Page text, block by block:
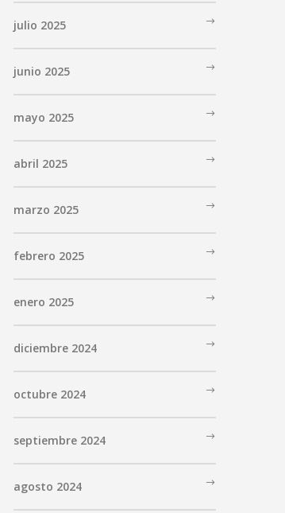
julio 2025
junio 2025
mayo 2025
abril 2025
marzo 2025
febrero 2025
enero 2025
diciembre 2024
octubre 2024
septiembre 2024
agosto 2024